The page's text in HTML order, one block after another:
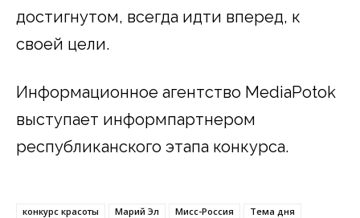
достигнутом, всегда идти вперед, к
своей цели.
Информационное агентство MediaPotok
выступает информпартнером
республиканского этапа конкурса.
конкурс красоты Марий Эл Мисс-Россия Тема дня